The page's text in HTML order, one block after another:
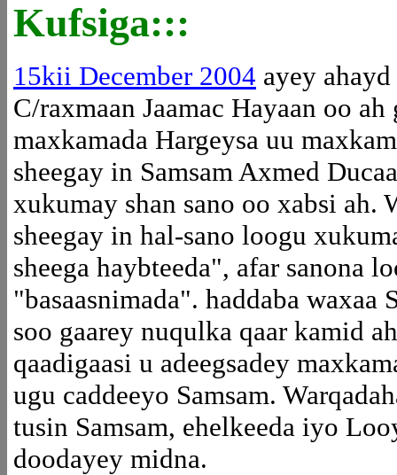
Kufsiga:::
15kii December 2004 ayey
C/raxmaan Jaamac Hayaan oo
maxkamada Hargeysa uu
sheegay in Samsam Axmed
xukumay shan sano oo xabsi ah.
sheegay in hal-sano loogu
sheega haybteeda", afar sanona
"basaasnimada". haddaba waxaa
soo gaarey nuqulka qaar kamid
qaadigaasi u adeegsadey
ugu caddeeyo Samsam.
tusin Samsam, ehelkeeda iyo
doodayey midna.